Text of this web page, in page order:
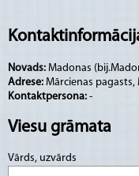
Novads: Madonas
Adrese: Mārcienas pagasts,
Kontaktpersona: -
Viesu grāmata
Vārds, uzvārds